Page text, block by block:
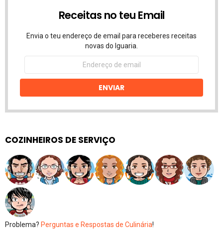
Receitas no teu Email
Envia o teu endereço de email para receberes receitas
novas do Iguaria.
Endereço
email
ENVIAR
COZINHEIROS DE SERVIÇO
Problema? Perguntas e Respostas de Culinária!